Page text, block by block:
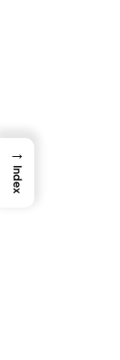
→
Index